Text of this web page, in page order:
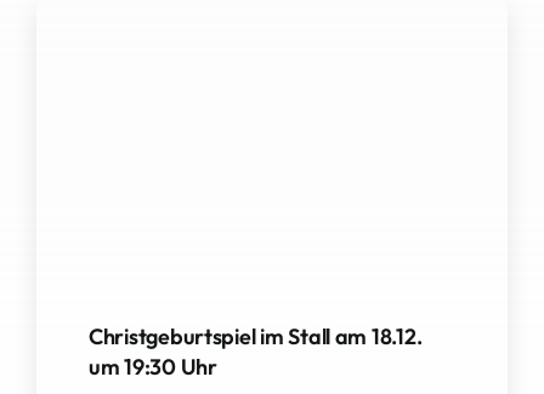
Christgeburtspiel im Stall am 18.12.
um 19:30 Uhr